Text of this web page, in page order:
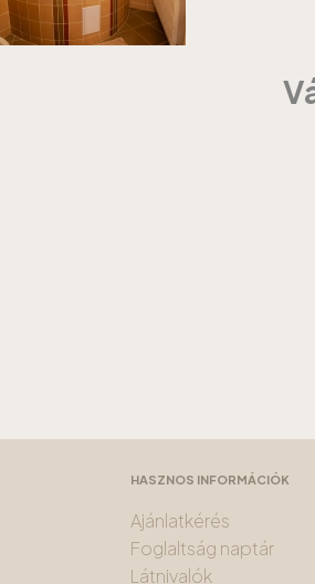
HASZNOS INFORMÁCIÓK
Ajánlatkérés
Foglaltság naptár
Látnivalók